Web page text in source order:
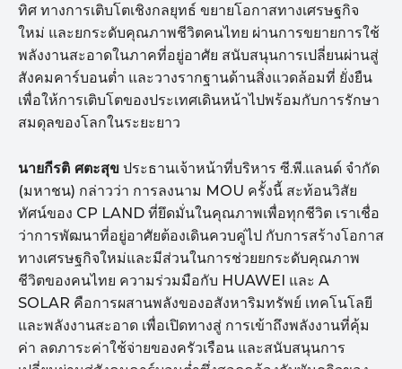
ทิศ ทางการเติบโตเชิงกลยุทธ์ ขยายโอกาสทางเศรษฐกิจ
ใหม่ และยกระดับคุณภาพชีวิตคนไทย ผ่านการขยายการใช้
พลังงานสะอาดในภาคที่อยู่อาศัย สนับสนุนการเปลี่ยนผ่านสู่
สังคมคาร์บอนต่ำ และวางรากฐานด้านสิ่งแวดล้อมที่ ยั่งยืน
เพื่อให้การเติบโตของประเทศเดินหน้าไปพร้อมกับการรักษา
สมดุลของโลกในระยะยาว
นายกีรติ ศตะสุข ประธานเจ้าหน้าที่บริหาร ซี.พี.แลนด์ จำกัด
(มหาชน) กล่าวว่า การลงนาม MOU ครั้งนี้ สะท้อนวิสัย
ทัศน์ของ CP LAND ที่ยึดมั่นในคุณภาพเพื่อทุกชีวิต เราเชื่อ
ว่าการพัฒนาที่อยู่อาศัยต้องเดินควบคู่ไป กับการสร้างโอกาส
ทางเศรษฐกิจใหม่และมีส่วนในการช่วยยกระดับคุณภาพ
ชีวิตของคนไทย ความร่วมมือกับ HUAWEI และ A
SOLAR คือการผสานพลังของอสังหาริมทรัพย์ เทคโนโลยี
และพลังงานสะอาด เพื่อเปิดทางสู่ การเข้าถึงพลังงานที่คุ้ม
ค่า ลดภาระค่าใช้จ่ายของครัวเรือน และสนับสนุนการ